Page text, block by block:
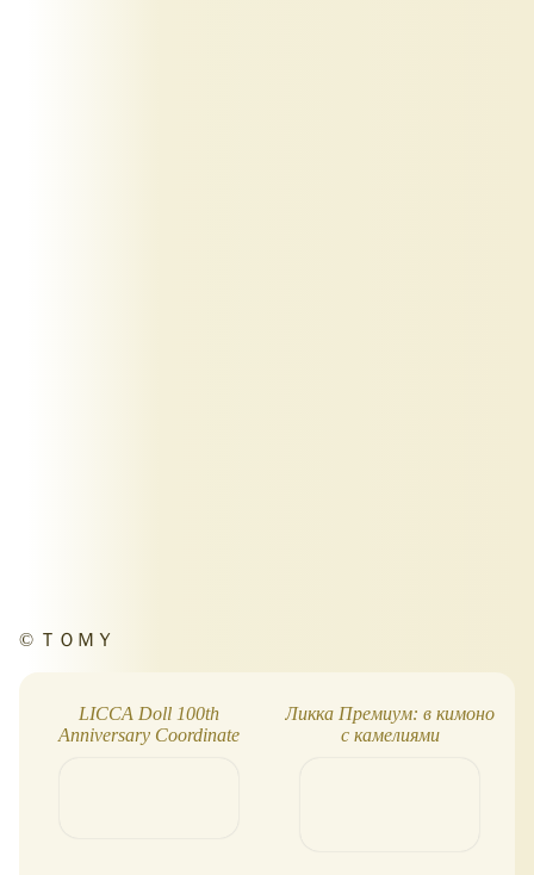
© ＴＯＭＹ
LICCA Doll 100th
Anniversary Coordinate
Ликка Премиум: в кимоно
с камелиями